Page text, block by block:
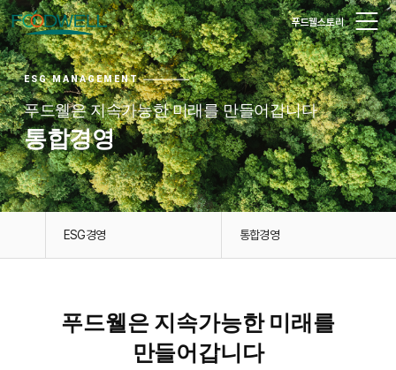
푸드웰스토리
ESG MANAGEMENT
푸드웰은 지속가능한 미래를 만들어갑니다
통합경영
ESG경영 통합경영
푸드웰은 지속가능한 미래를
만들어갑니다